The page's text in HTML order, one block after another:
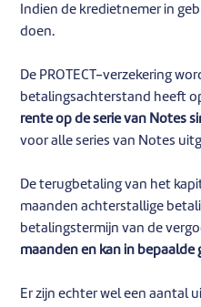
Indien de kredietnemer in
doen.
De PROTECT-verzekering
betalingsachterstand heeft
rente op de serie van Notes
voor alle series van Notes
De terugbetaling van het
maanden achterstallige
betalingstermijn van de
maanden en kan in
Er zijn echter wel een aantal